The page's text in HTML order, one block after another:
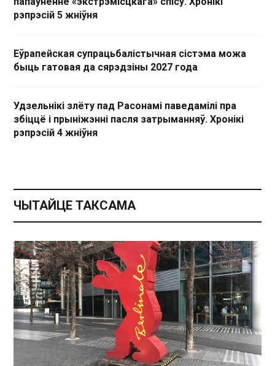
рэпрэсій 5 жніўня
Еўрапейская супрацьбалістычная сістэма можа
быць гатовая да сярэдзіны 2027 года
Удзельнікі злёту пад Расонамі паведамілі пра
збіццё і прыніжэнні пасля затрыманняў. Хронікі
рэпрэсій 4 жніўня
ЧЫТАЙЦЕ ТАКСАМА